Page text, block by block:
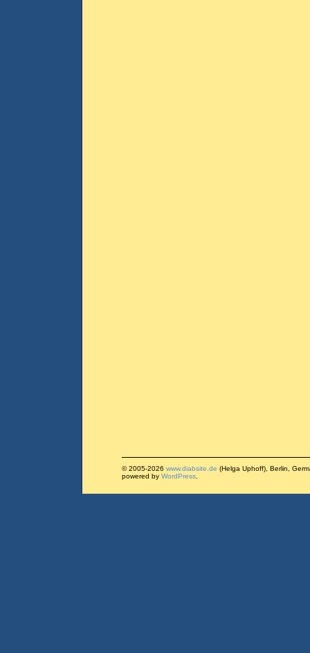
© 2005-2026 www.diabsite.de (Helga Uphoff), Berlin,
powered by WordPress.